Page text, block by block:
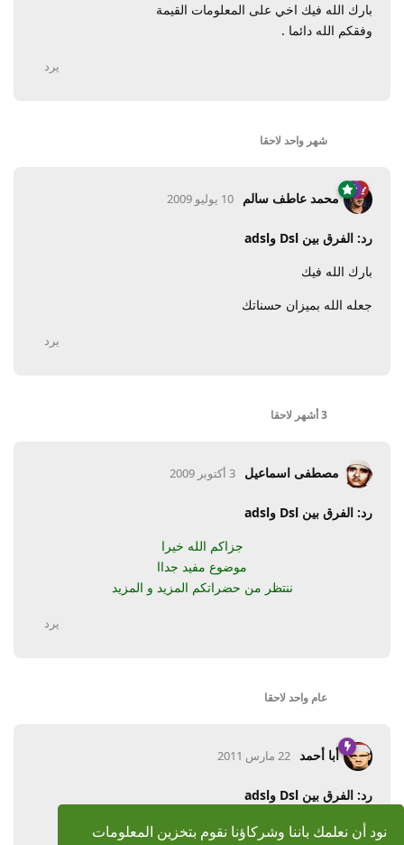
نود أن نعلمك باننا وشركاؤنا نقوم بتخزين المعلومات
بارك الله فيك اخي على المعلومات القيمة
وفقكم الله دائما .
يرد
شهر واحد لاحقا
محمد عاطف سالم 10 يوليو 2009
رد: الفرق بين Dsl وadsl
بارك الله فيك
جعله الله بميزان حسناتك
يرد
3 أشهر لاحقا
مصطفى اسماعيل 3 أكتوبر 2009
رد: الفرق بين Dsl وadsl
جزاكم الله خيرا
موضوع مفيد جداا
ننتظر من حضراتكم المزيد و المزيد
يرد
عام واحد لاحقا
أبا أحمد 22 مارس 2011
رد: الفرق بين Dsl وadsl
بارك الله فيك وجزاك خيرا